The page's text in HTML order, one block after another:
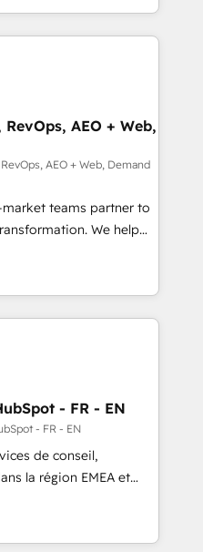
と連携させ、役割定義・
PMOとして主導。「設
▸ CMS戦略設
SEOを前提にした情報設
計をContent Hubで一体
移行支援：Salesforce・
、カスタム設計、履歴
AEO対応：ChatGPT・
ナー認定 ✓ HubSpotアワ
ISO27001:2022 /
Media (Paid Media),
for all three brands. 🔄
by Globalia’s
Revenue
Point Success Media. -
AI and custom agents
compliance
AEO + Web,
AEO + Web, Demand
teams partner to
We help
AI-powered
HubSpot’s
through expert-led
purpose-built apps,
pipeline with inbound,
with UX, messaging,
results. 🤖AI
AI services. 🧩
with custom
- FR - EN
- FR - EN
de conseil,
la région EMEA et
115 experts en
Revops, CRM et